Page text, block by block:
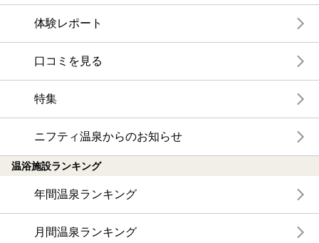
体験レポート
口コミを見る
特集
ニフティ温泉からのお知らせ
温浴施設ランキング
年間温泉ランキング
月間温泉ランキング